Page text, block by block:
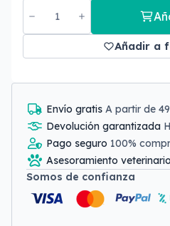
Añadir a
Envío gratis A partir de
Devolución garantizada
Pago seguro 100%
Asesoramiento veterinario
Somos de confianza